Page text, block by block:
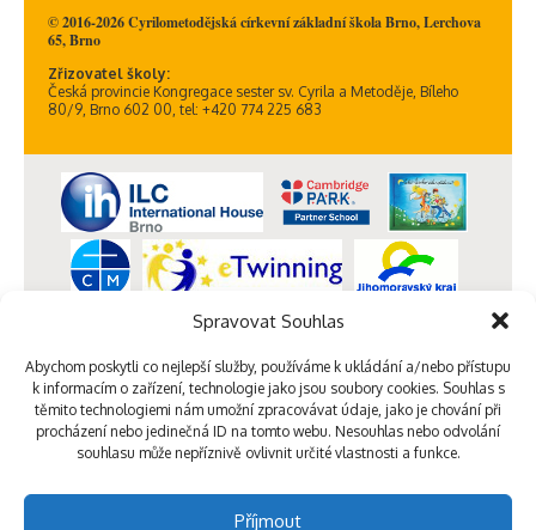
Spravovat Souhlas
Abychom poskytli co nejlepší služby, používáme k ukládání a/nebo přístupu
k informacím o zařízení, technologie jako jsou soubory cookies. Souhlas s
těmito technologiemi nám umožní zpracovávat údaje, jako je chování při
procházení nebo jedinečná ID na tomto webu. Nesouhlas nebo odvolání
souhlasu může nepříznivě ovlivnit určité vlastnosti a funkce.
Příjmout
© 2016-2026 Cyrilometodějská církevní základní škola Brno, Lerchova
65, Brno
Zřizovatel školy:
Česká provincie Kongregace sester sv. Cyrila a Metoděje, Bíleho
80/9, Brno 602 00, tel: +420 774 225 683